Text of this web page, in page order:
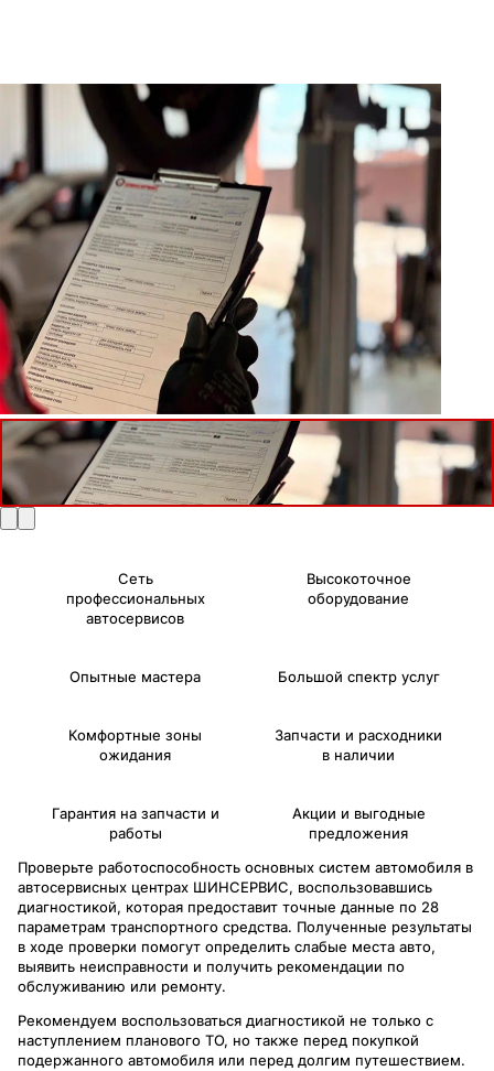
Сеть
профессиональных
автосервисов
Высокоточное
оборудование
Опытные мастера Большой спектр услуг
Комфортные зоны
ожидания
Запчасти и расходники
в наличии
Гарантия на запчасти и
работы
Акции и выгодные
предложения
Проверьте работоспособность основных систем автомобиля в
автосервисных центрах ШИНСЕРВИС, воспользовавшись
диагностикой, которая предоставит точные данные по 28
параметрам транспортного средства. Полученные результаты
в ходе проверки помогут определить слабые места авто,
выявить неисправности и получить рекомендации по
обслуживанию или ремонту.
Рекомендуем воспользоваться диагностикой не только с
наступлением планового ТО, но также перед покупкой
подержанного автомобиля или перед долгим путешествием.